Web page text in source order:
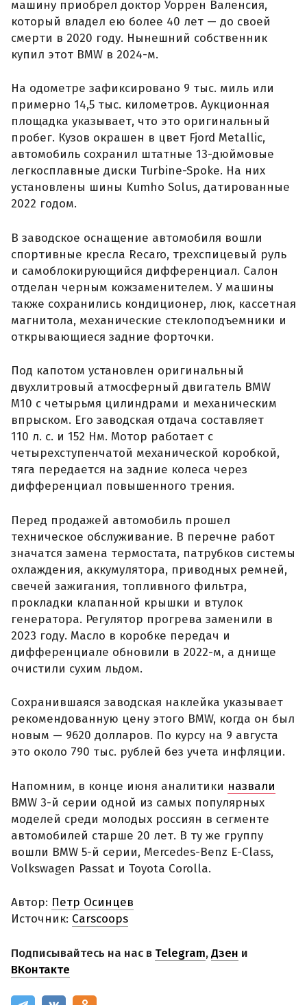
машину приобрел доктор Уоррен Валенсия,
который владел ею более 40 лет — до своей
смерти в 2020 году. Нынешний собственник
купил этот BMW в 2024-м.
На одометре зафиксировано 9 тыс. миль или
примерно 14,5 тыс. километров. Аукционная
площадка указывает, что это оригинальный
пробег. Кузов окрашен в цвет Fjord Metallic,
автомобиль сохранил штатные 13-дюймовые
легкосплавные диски Turbine-Spoke. На них
установлены шины Kumho Solus, датированные
2022 годом.
В заводское оснащение автомобиля вошли
спортивные кресла Recaro, трехспицевый руль
и самоблокирующийся дифференциал. Салон
отделан черным кожзаменителем. У машины
также сохранились кондиционер, люк, кассетная
магнитола, механические стеклоподъемники и
открывающиеся задние форточки.
Под капотом установлен оригинальный
двухлитровый атмосферный двигатель BMW
M10 с четырьмя цилиндрами и механическим
впрыском. Его заводская отдача составляет
110 л. с. и 152 Нм. Мотор работает с
четырехступенчатой механической коробкой,
тяга передается на задние колеса через
дифференциал повышенного трения.
Перед продажей автомобиль прошел
техническое обслуживание. В перечне работ
значатся замена термостата, патрубков системы
охлаждения, аккумулятора, приводных ремней,
свечей зажигания, топливного фильтра,
прокладки клапанной крышки и втулок
генератора. Регулятор прогрева заменили в
2023 году. Масло в коробке передач и
дифференциале обновили в 2022-м, а днище
очистили сухим льдом.
Сохранившаяся заводская наклейка указывает
рекомендованную цену этого BMW, когда он был
новым — 9620 долларов. По курсу на 9 августа
это около 790 тыс. рублей без учета инфляции.
Напомним, в конце июня аналитики назвали
BMW 3-й серии одной из самых популярных
моделей среди молодых россиян в сегменте
автомобилей старше 20 лет. В ту же группу
вошли BMW 5-й серии, Mercedes-Benz E-Class,
Volkswagen Passat и Toyota Corolla.
Автор: Петр Осинцев
Источник: Carscoops
Подписывайтесь на нас в Telegram,Дзен и
ВКонтакте